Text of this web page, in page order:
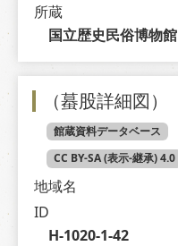
所蔵
国立歴史民俗博物館
（蟇股詳細図）
館蔵資料データベース
CC BY-SA (表示-継承) 4.0
地域名
ID
H-1020-1-42